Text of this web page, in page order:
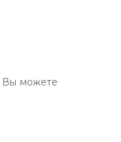
Вы можете